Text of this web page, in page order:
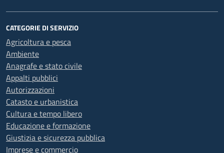
CATEGORIE DI SERVIZIO
Agricoltura e pesca
Ambiente
Anagrafe e stato civile
Appalti pubblici
Autorizzazioni
Catasto e urbanistica
Cultura e tempo libero
Educazione e formazione
Giustizia e sicurezza pubblica
Imprese e commercio